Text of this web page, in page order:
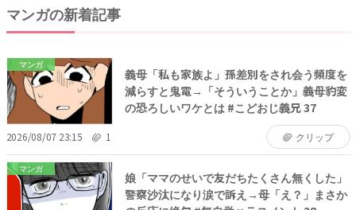
マンガの新着記事
マンガ
義母「私も家族よ」孫差別をされ会う頻度を
減らすと鬼電→「そういうことか」義母豹変
の恐ろしいワケとは #こどおじ義兄 37
2026/08/07 23:15 1 クリップ
マンガ
娘「ママのせいで友だちたくさん無くした」
警察沙汰になり涙で訴え→母「え？」まさか